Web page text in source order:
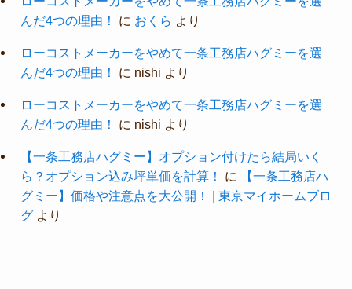
んだ4つの理由！
に おくら より
ローコストメーカーをやめて一条工務店ハグミーを選
んだ4つの理由！
に nishi より
ローコストメーカーをやめて一条工務店ハグミーを選
んだ4つの理由！
に nishi より
【一条工務店ハグミー】オプション付けたら結局いく
ら？オプション込み坪単価を計算！
に
【一条工務店ハ
グミー】価格や注意点を大公開！ | 東京マイホームブロ
グより